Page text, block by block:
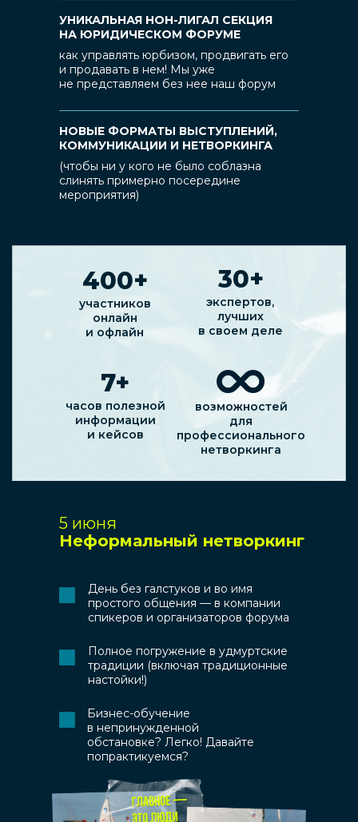
УНИКАЛЬНАЯ НОН-ЛИГАЛ СЕКЦИЯ
НА ЮРИДИЧЕСКОМ ФОРУМЕ
как управлять юрбизом, продвигать его
и продавать в нем! Мы уже
не представляем без нее наш форум
НОВЫЕ ФОРМАТЫ ВЫСТУПЛЕНИЙ,
КОММУНИКАЦИИ И НЕТВОРКИНГА
(чтобы ни у кого не было соблазна
слинять примерно посередине
мероприятия)
30+
экспертов,
лучших
в своем деле
часов полезной
информации
и кейсов
7+
400+
участников
онлайн
и офлайн
возможностей
для
профессионального
нетворкинга
5 июня
Неформальный нетворкинг
День без галстуков и во имя
простого общения — в компании
спикеров и организаторов форума
Полное погружение в удмуртские
традиции (включая традиционные
настойки!)
Бизнес-обучение
в непринужденной
обстановке? Легко! Давайте
попрактикуемся?